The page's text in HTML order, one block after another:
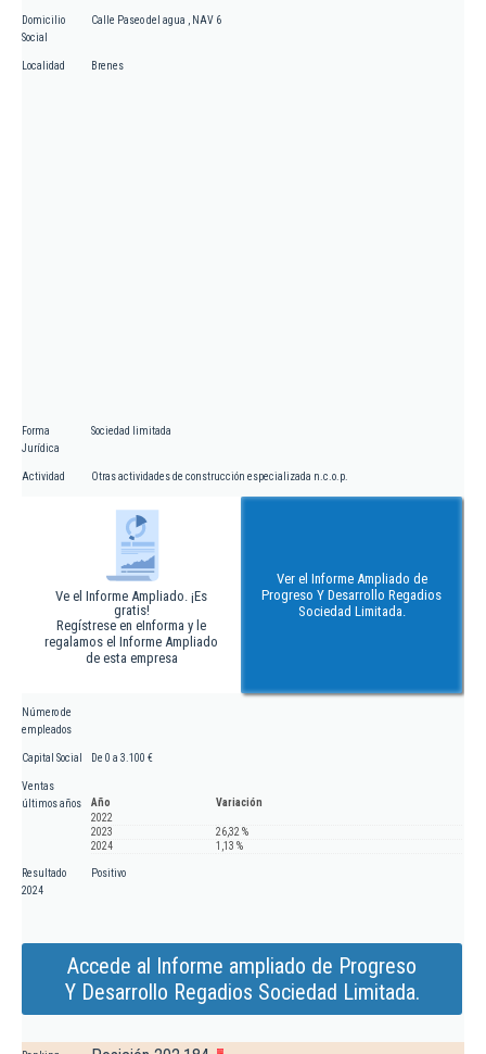
Domicilio
Social
Calle Paseo del agua , NAV 6
Localidad Brenes
Forma
Jurídica
Sociedad limitada
Actividad Otras actividades de construcción especializada n.c.o.p.
Ve el Informe Ampliado. ¡Es
gratis!
Regístrese en eInforma y le
regalamos el Informe Ampliado
de esta empresa
Ver el Informe Ampliado de
Progreso Y Desarrollo Regadios
Sociedad Limitada.
Número de
empleados
Capital Social De 0 a 3.100 €
Ventas
últimos años
Año
Variación
2022
2023
26,32 %
2024
1,13 %
Resultado
2024
Positivo
Accede al Informe ampliado de Progreso
Y Desarrollo Regadios Sociedad Limitada.